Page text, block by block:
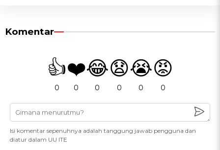
Komentar
👍
0
❤️
0
😂
0
😧
0
😭
0
😡
0
Isi komentar sepenuhnya adalah tanggung jawab pengguna dan
diatur dalam UU ITE